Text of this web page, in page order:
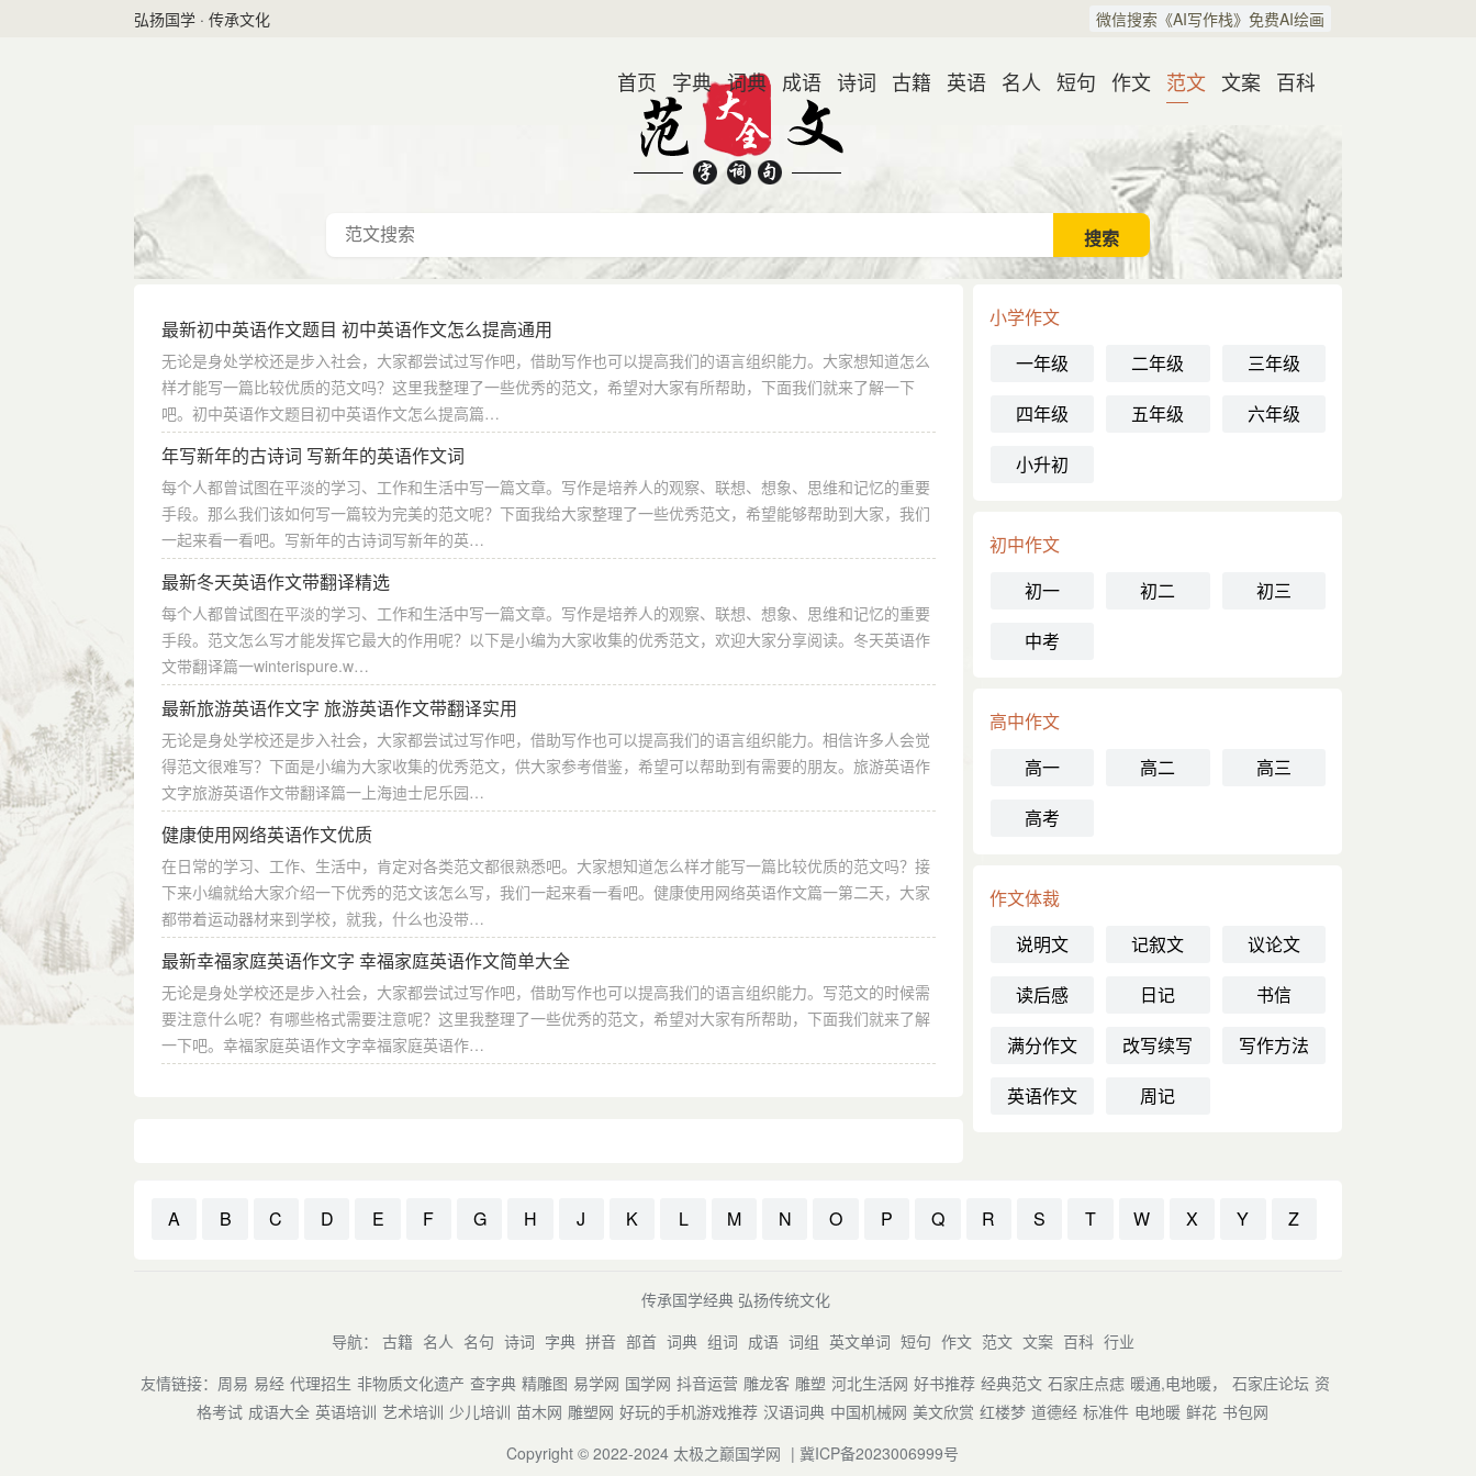
弘扬国学 · 传承文化 微信搜索《AI写作栈》免费AI绘画
首页 字典 词典 成语 诗词 古籍 英语 名人 短句 作文 范文 文案 百科
最新初中英语作文题目 初中英语作文怎么提高通用
无论是身处学校还是步入社会，大家都尝试过写作吧，借助写作也可以提高我们的语言组织能力。大家想知道怎么
样才能写一篇比较优质的范文吗？这里我整理了一些优秀的范文，希望对大家有所帮助，下面我们就来了解一下
吧。初中英语作文题目初中英语作文怎么提高篇…
年写新年的古诗词 写新年的英语作文词
每个人都曾试图在平淡的学习、工作和生活中写一篇文章。写作是培养人的观察、联想、想象、思维和记忆的重要
手段。那么我们该如何写一篇较为完美的范文呢？下面我给大家整理了一些优秀范文，希望能够帮助到大家，我们
一起来看一看吧。写新年的古诗词写新年的英…
最新冬天英语作文带翻译精选
每个人都曾试图在平淡的学习、工作和生活中写一篇文章。写作是培养人的观察、联想、想象、思维和记忆的重要
手段。范文怎么写才能发挥它最大的作用呢？以下是小编为大家收集的优秀范文，欢迎大家分享阅读。冬天英语作
文带翻译篇一winterispure.w…
最新旅游英语作文字 旅游英语作文带翻译实用
无论是身处学校还是步入社会，大家都尝试过写作吧，借助写作也可以提高我们的语言组织能力。相信许多人会觉
得范文很难写？下面是小编为大家收集的优秀范文，供大家参考借鉴，希望可以帮助到有需要的朋友。旅游英语作
文字旅游英语作文带翻译篇一上海迪士尼乐园…
健康使用网络英语作文优质
在日常的学习、工作、生活中，肯定对各类范文都很熟悉吧。大家想知道怎么样才能写一篇比较优质的范文吗？接
下来小编就给大家介绍一下优秀的范文该怎么写，我们一起来看一看吧。健康使用网络英语作文篇一第二天，大家
都带着运动器材来到学校，就我，什么也没带…
最新幸福家庭英语作文字 幸福家庭英语作文简单大全
无论是身处学校还是步入社会，大家都尝试过写作吧，借助写作也可以提高我们的语言组织能力。写范文的时候需
要注意什么呢？有哪些格式需要注意呢？这里我整理了一些优秀的范文，希望对大家有所帮助，下面我们就来了解
一下吧。幸福家庭英语作文字幸福家庭英语作…
小学作文
一年级
二年级
三年级
四年级
五年级
六年级
小升初
初中作文
初一
初二
初三
中考
高中作文
高一
高二
高三
高考
作文体裁
说明文
记叙文
议论文
读后感
日记
书信
满分作文
改写续写
写作方法
英语作文
周记
A B C D E F G H J K L M N O P Q R S T W X Y Z
传承国学经典 弘扬传统文化
导航： 古籍 名人 名句 诗词 字典 拼音 部首 词典 组词 成语 词组 英文单词 短句 作文 范文 文案 百科 行业
友情链接： 周易 易经 代理招生 非物质文化遗产 查字典 精雕图 易学网 国学网 抖音运营 雕龙客 雕塑 河北生活网 好书推荐 经典范文 石家庄点痣 暖通,电地暖， 石家庄论坛 资
格考试 成语大全 英语培训 艺术培训 少儿培训 苗木网 雕塑网 好玩的手机游戏推荐 汉语词典 中国机械网 美文欣赏 红楼梦 道德经 标准件 电地暖 鲜花 书包网
Copyright © 2022-2024 太极之巅国学网 | 冀ICP备2023006999号